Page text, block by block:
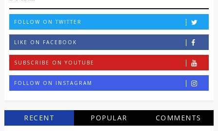
FOLLOW ON TWITTER
LIKE ON FACEBOOK
SUBSCRIBE ON YOUTUBE
FOLLOW ON INSTAGRAM
RECENT POPULAR COMMENTS